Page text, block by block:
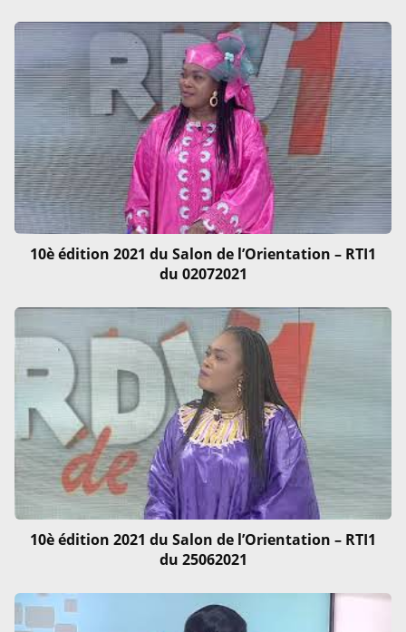
10è édition 2021 du Salon de l’Orientation – RTI1
du 02072021
10è édition 2021 du Salon de l’Orientation – RTI1
du 25062021